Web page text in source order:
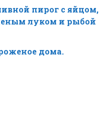
пирог с яйцом,
луком и рыбой
дома.